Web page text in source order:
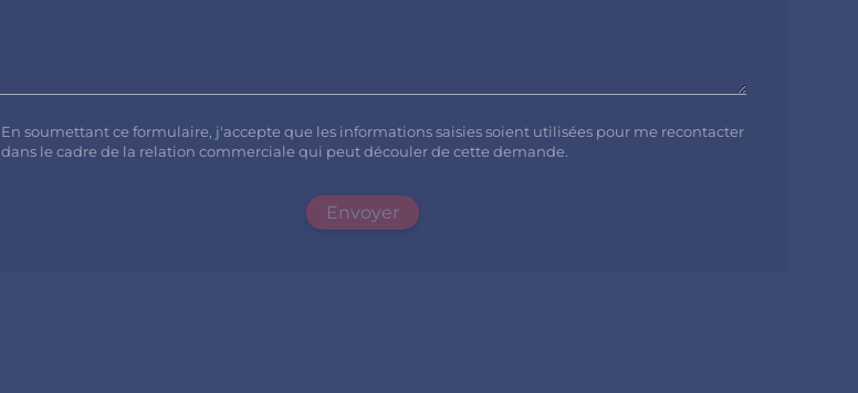
En soumettant ce formulaire, j'accepte que les informations saisies soient utilisées pour me recontacter
dans le cadre de la relation commerciale qui peut découler de cette demande.
Envoyer